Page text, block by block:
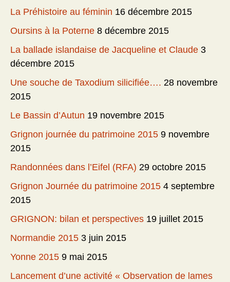
La Préhistoire au féminin 16 décembre 2015
Oursins à la Poterne 8 décembre 2015
La ballade islandaise de Jacqueline et Claude 3
décembre 2015
Une souche de Taxodium silicifiée…. 28 novembre
2015
Le Bassin d’Autun 19 novembre 2015
Grignon journée du patrimoine 2015 9 novembre
2015
Randonnées dans l’Eifel (RFA) 29 octobre 2015
Grignon Journée du patrimoine 2015 4 septembre
2015
GRIGNON: bilan et perspectives 19 juillet 2015
Normandie 2015 3 juin 2015
Yonne 2015 9 mai 2015
Lancement d’une activité « Observation de lames